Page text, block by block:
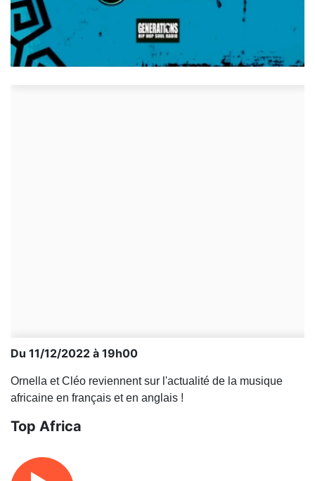
Du 11/12/2022 à 19h00
Ornella et Cléo reviennent sur l'actualité de la musique
africaine en français et en anglais !
Top Africa